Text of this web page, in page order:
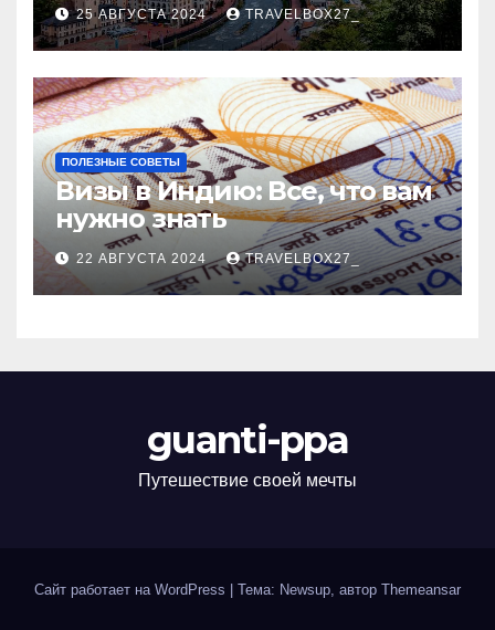
25 АВГУСТА 2024 TRAVELBOX27_
ПОЛЕЗНЫЕ СОВЕТЫ
Визы в Индию: Все, что вам
нужно знать
22 АВГУСТА 2024 TRAVELBOX27_
guanti-ppa
Путешествие своей мечты
Сайт работает на WordPress Тема: Newsup, автор Themeansar